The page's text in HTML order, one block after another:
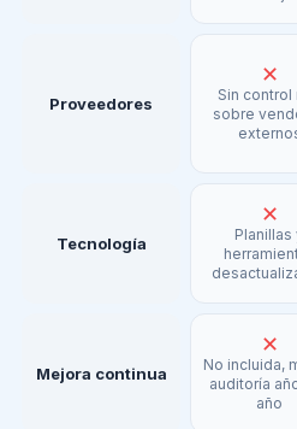
Proveedores
✕
Sin control
sobre
Tecnología
✕
Planillas
Mejora continua
✕
No incluida,
auditoría
año